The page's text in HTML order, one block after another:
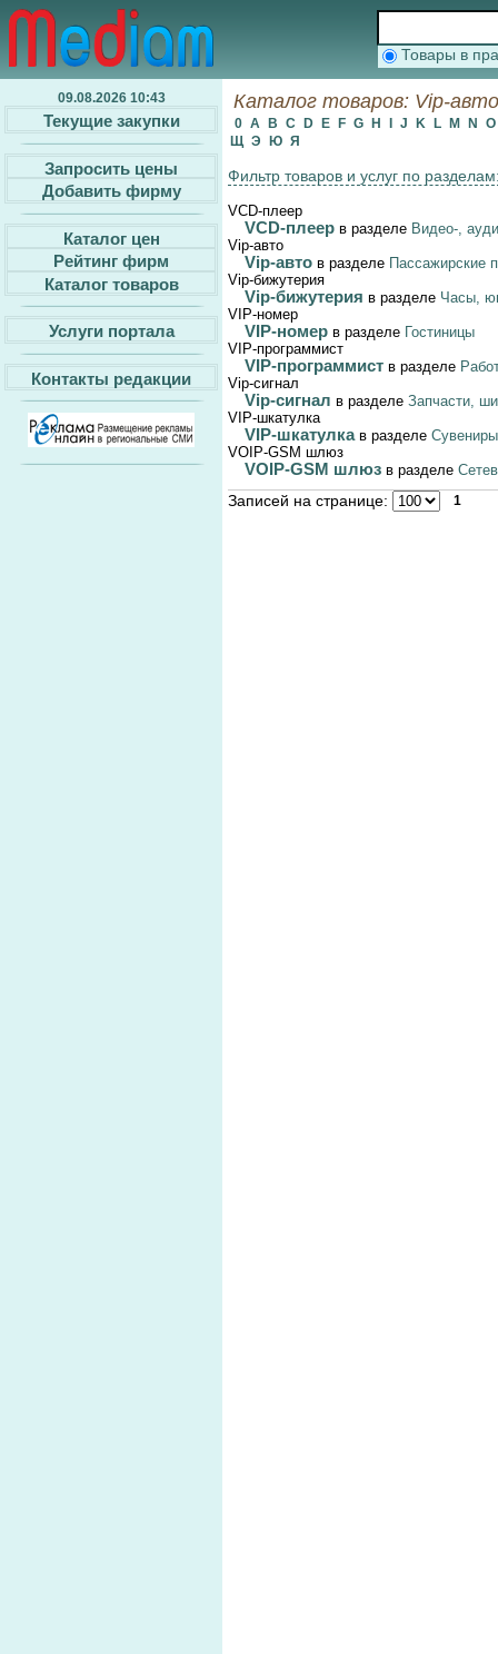
Товары в
09.08.2026 10:43
Текущие закупки
Запросить цены
Добавить фирму
Каталог цен
Рейтинг фирм
Каталог товаров
Услуги портала
Контакты редакции
Каталог товаров: Vip-
0 A B C D E F G H J K L M N
O
Щ Э Ю Я
Фильтр товаров и услуг по
VCD-плеер
VCD-плеер в разделе Видео-,
Vip-авто
Vip-авто в разделе Пассажирские
Vip-бижутерия
Vip-бижутерия в разделе Часы,
VIP-номер
VIP-номер в разделе Гостиницы
VIP-программист
VIP-программист в разделе
Vip-сигнал
Vip-сигнал в разделе Запчасти,
VIP-шкатулка
VIP-шкатулка в разделе Сувениры
VOIP-GSM шлюз
VOIP-GSM шлюз в разделе
Записей на странице: 1